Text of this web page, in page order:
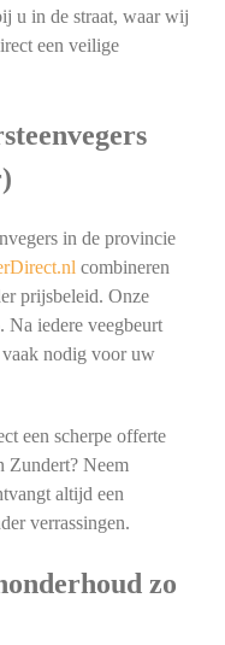
u in de straat, waar wij
een veilige
in de provincie
combineren
prijsbeleid. Onze
. Na iedere veegbeurt
nodig voor uw
een scherpe offerte
Zundert? Neem
altijd een
verrassingen.
zo